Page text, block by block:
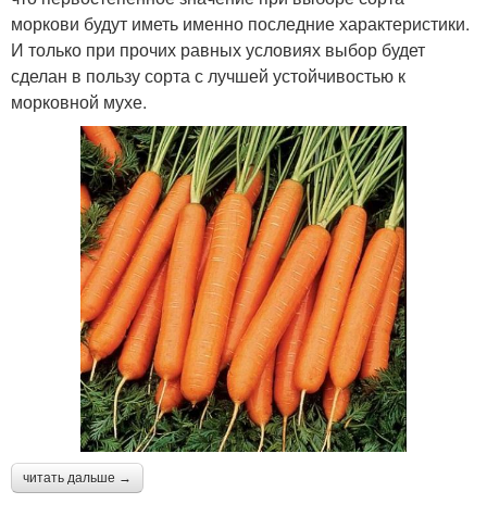
моркови будут иметь именно последние характеристики.
И только при прочих равных условиях выбор будет
сделан в пользу сорта с лучшей устойчивостью к
морковной мухе.
читать дальше →